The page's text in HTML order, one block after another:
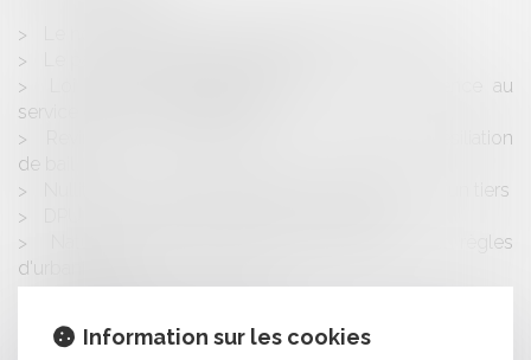
Loi pour le développement de la concurrence au
service des consommateurs
Revirement de jurisprudence en matière de résiliation
de bail
Nullité d'un testament rédigé sous l'influence d'un tiers
Nature des procès verbaux d'infraction aux règles
d'urbanisme
Le partage d'un bien donné
De l'expertise judiciaire en matière de transsexualisme
La requalification juridique du prêt à usage en bail à
Information sur les cookies